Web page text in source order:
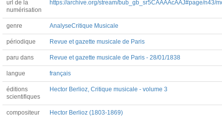
url de la
numérisation
https://archive.org/stream/bub_gb_sr5CAAAAcAAJ#page/n43/
genre AnalyseCritique Musicale
périodique Revue et gazette musicale de Paris
paru dans Revue et gazette musicale de Paris - 28/01/1838
langue français
éditions
scientifiques
Hector Berlioz, Critique musicale - volume 3
compositeur Hector Berlioz (1803-1869)